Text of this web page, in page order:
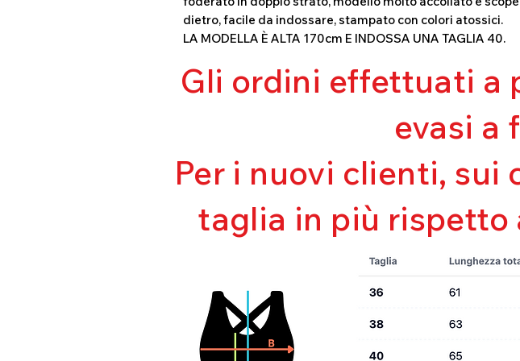
dietro, facile da indossare, stampato con colori atossici.
LA MODELLA È ALTA 170cm E INDOSSA UNA TAGLIA 40.
Gli ordini effettuati a
evasi a
Per i nuovi clienti, sui
taglia in più rispetto